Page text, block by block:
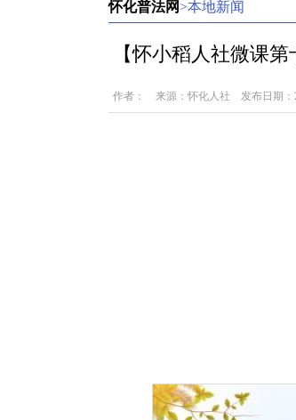
怀化普法网>本地新闻
【怀小稻人社微课
作者： 来源：怀化人社 发布日期：